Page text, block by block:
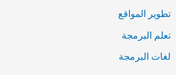
تطوير المواقع
تعلم البرمجة
لغات البرمجة